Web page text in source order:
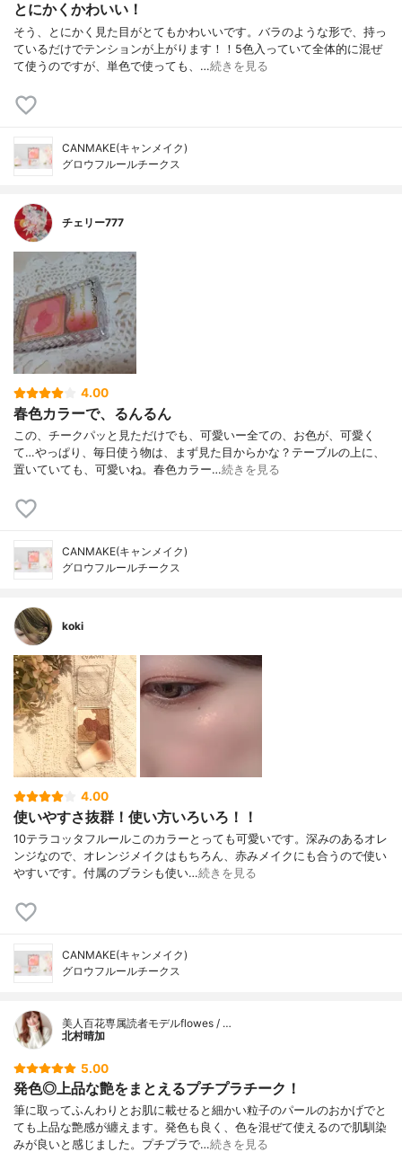
とにかくかわいい！
そう、とにかく見た目がとてもかわいいです。バラのような形で、持っ
ているだけでテンションが上がります！！5色入っていて全体的に混ぜ
て使うのですが、単色で使っても、…続きを見る
CANMAKE(キャンメイク)
グロウフルールチークス
チェリー777
4.00
春色カラーで、るんるん
この、チークパッと見ただけでも、可愛いー全ての、お色が、可愛く
て…やっぱり、毎日使う物は、まず見た目からかな？テーブルの上に、
置いていても、可愛いね。春色カラー…続きを見る
CANMAKE(キャンメイク)
グロウフルールチークス
koki
4.00
使いやすさ抜群！使い方いろいろ！！
10テラコッタフルールこのカラーとっても可愛いです。深みのあるオレ
ンジなので、オレンジメイクはもちろん、赤みメイクにも合うので使い
やすいです。付属のブラシも使い…続きを見る
CANMAKE(キャンメイク)
グロウフルールチークス
美人百花専属読者モデルflowes / …
北村晴加
5.00
発色◎上品な艶をまとえるプチプラチーク！
筆に取ってふんわりとお肌に載せると細かい粒子のパールのおかげでと
ても上品な艶感が纏えます。発色も良く、色を混ぜて使えるので肌馴染
みが良いと感じました。プチプラで…続きを見る